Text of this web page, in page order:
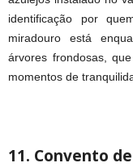
identificação por
miradouro está
árvores frondosas,
momentos de
11. Convento